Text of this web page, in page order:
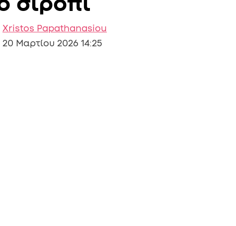
σιρόπι
Xristos Papathanasiou
20 Μαρτίου 2026 14:25